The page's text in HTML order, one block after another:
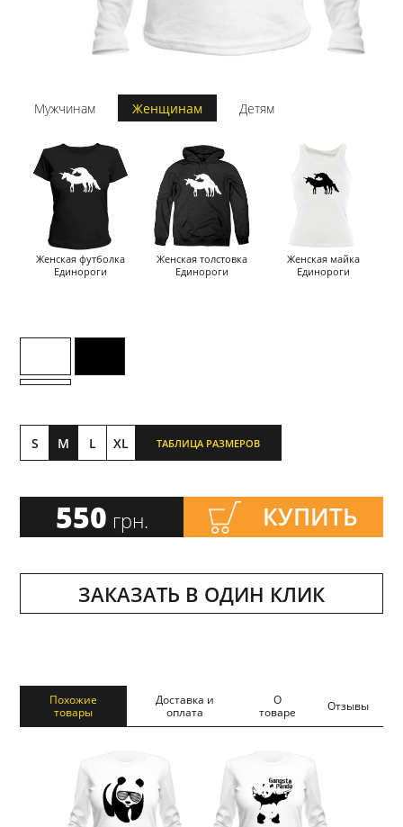
Мужчинам Женщинам Детям
Женская футболка
Единороги
Женская толстовка
Единороги
Женская майка
Единороги
S M L XL ТАБЛИЦА РАЗМЕРОВ
550 грн. КУПИТЬ
ЗАКАЗАТЬ В ОДИН КЛИК
Похожие
товары
Доставка и
оплата
О
товаре
Отзывы